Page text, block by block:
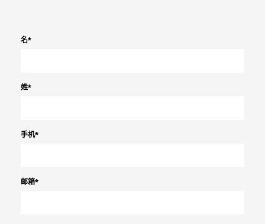
名*
姓*
手机*
邮箱*